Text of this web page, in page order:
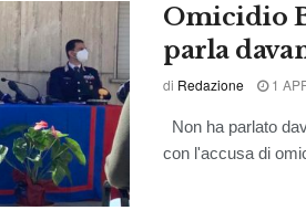
Omicidio
parla
di Redazione 1
Non ha parlato
con l'accusa di